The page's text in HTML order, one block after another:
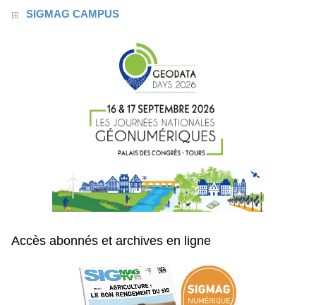
SIGMAG CAMPUS
Accès abonnés et archives en ligne